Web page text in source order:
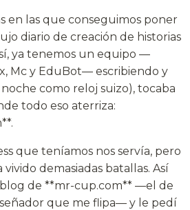
en las que conseguimos poner
diario de creación de historias
ya tenemos un equipo —
Mc y EduBot— escribiendo y
como reloj suizo), tocaba
todo eso aterriza:
que teníamos nos servía, pero
demasiadas batallas. Así
de **mr-cup.com** —el de
que me flipa— y le pedí